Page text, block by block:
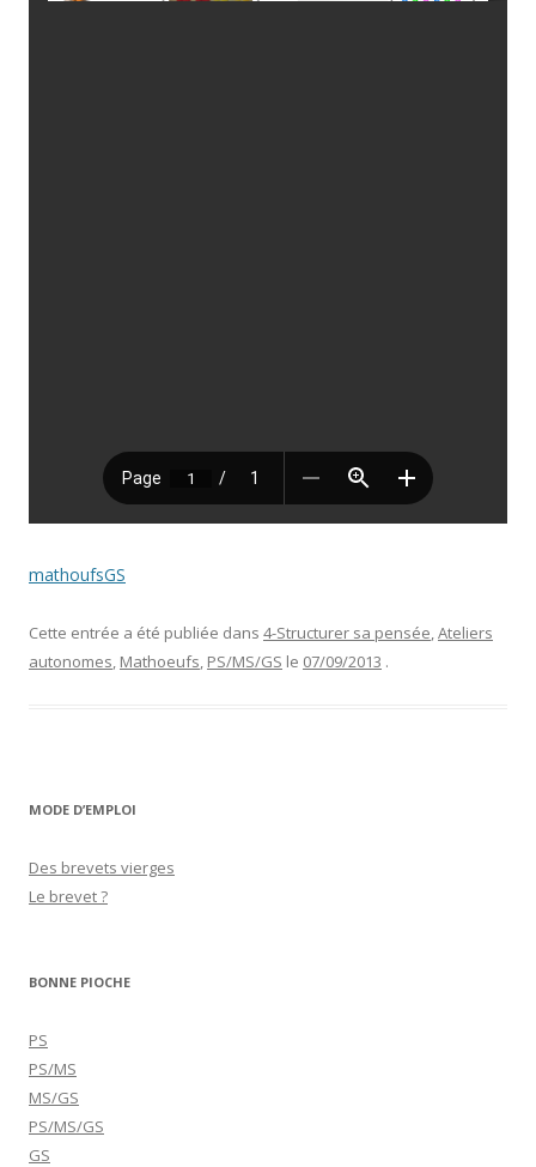
mathoufsGS
Cette entrée a été publiée dans 4-Structurer sa pensée Ateliers
autonomes Mathoeufs PS/MS/GS le 07/09/2013 .
MODE D’EMPLOI
Des brevets vierges
Le brevet ?
BONNE PIOCHE
PS
PS/MS
MS/GS
PS/MS/GS
GS